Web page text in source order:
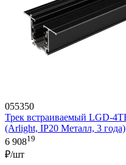
055350
Трек встраиваемый LGD-
(Arlight, IP20 Металл, 3 года)
6 90819
₽/шт